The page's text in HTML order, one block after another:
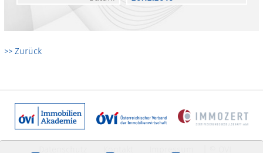
>> Zurück